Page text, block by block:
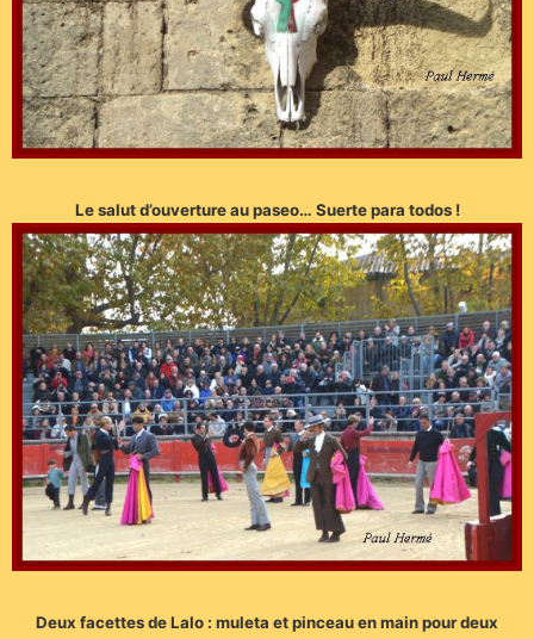
Le salut d’ouverture au paseo… Suerte para todos !
Deux facettes de Lalo : muleta et pinceau en main pour deux